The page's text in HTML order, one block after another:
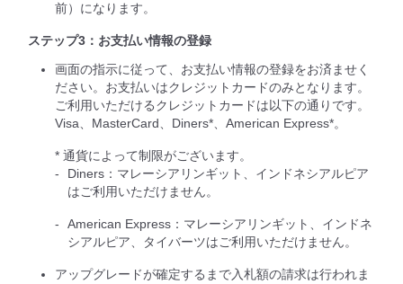
前）になります。
ステップ3：お支払い情報の登録
画面の指示に従って、お支払い情報の登録をお済ませく
ださい。お支払いはクレジットカードのみとなります。
ご利用いただけるクレジットカードは以下の通りです。
Visa、MasterCard、Diners*、American Express*。
* 通貨によって制限がございます。
Diners：マレーシアリンギット、インドネシアルピア
はご利用いただけません。
American Express：マレーシアリンギット、インドネ
シアルピア、タイバーツはご利用いただけません。
アップグレードが確定するまで入札額の請求は行われま